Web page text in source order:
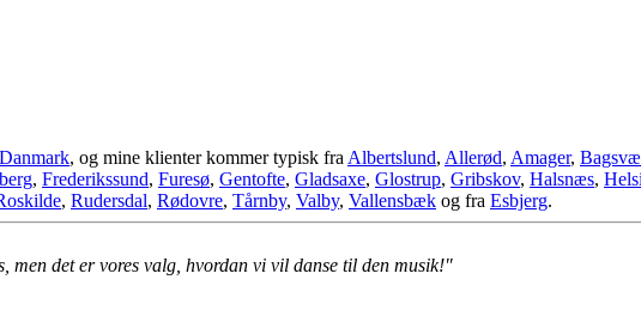
Danmark, og mine klienter kommer typisk fraAlbertslund, Allerød, Amager,
, Frederikssund, Furesø, Gentofte, Gladsaxe, Glostrup, Gribskov, Halsnæs,
, Rudersdal, Rødovre, Tårnby, Valby, Vallensbæk og fra Esbjerg.
det er vores valg, hvordan vi vil danse til den musik!"